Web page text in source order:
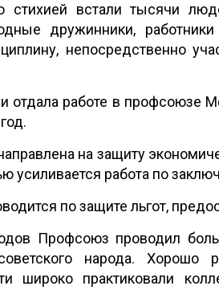
встали тысячи
дружинники,
непосредственно
отдала работе в профсоюзе
на защиту
усиливается работа по
по защите льгот,
Профсоюз проводил
народа. Хорошо
широко практиковали